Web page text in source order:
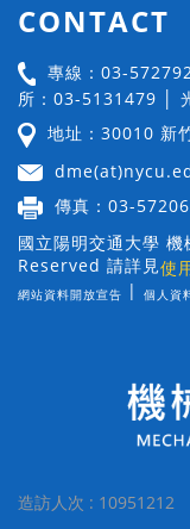
CONTACT
專線：03-
所：03-5131479 │
地址：30010 新
傳真：03-
國立陽明交通大學
Reserved 請詳見使
網站資料開放宣告 | 個人資
造訪人次 : 10951212